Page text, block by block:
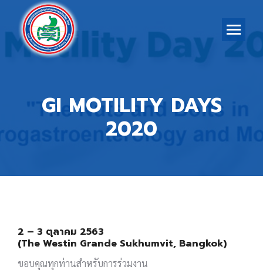
GI MOTILITY DAYS
2020
2 – 3 ตุลาคม 2563
(The Westin Grande Sukhumvit, Bangkok)
ขอบคุณทุกท่านสำหรับการร่วมงาน